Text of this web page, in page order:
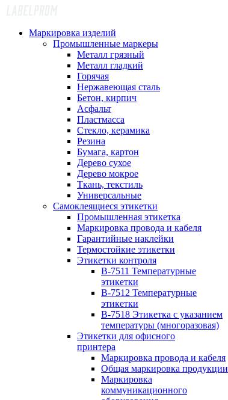
Маркировка изделий
Промышленные маркеры
Металл грязный
Металл гладкий
Горячая
Нержавеющая сталь
Бетон, кирпич
Асфальт
Пластмасса
Стекло, керамика
Резина
Бумага, картон
Дерево сухое
Дерево мокрое
Ткань, текстиль
Универсальные
Самоклеящиеся этикетки
Промышленная этикетка
Маркировка провода и кабеля
Гарантийные наклейки
Термостойкие этикетки
Этикетки контроля
B-7511 Температурные
этикетки
B-7512 Температурные
этикетки
B-7518 Этикетка с указанием
температуры (многоразовая)
Этикетки для офисного
принтера
Маркировка провода и кабеля
Общая маркировка продукции
Маркировка
коммуникационного